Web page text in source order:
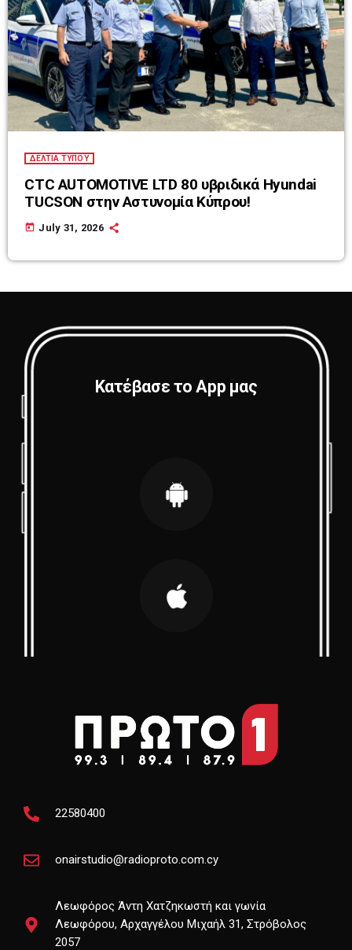
ΔΕΛΤΙΑ ΤΥΠΟΥ
CTC AUTOMOTIVE LTD 80 υβριδικά Hyundai
TUCSON στην Αστυνομία Κύπρου!
today July 31, 2026
Κατέβασε το App μας
22580400
onairstudio@radioproto.com.cy
Λεωφόρος Άντη Χατζηκωστή και γωνία
Λεωφόρου, Αρχαγγέλου Μιχαήλ 31, Στρόβολος
2057